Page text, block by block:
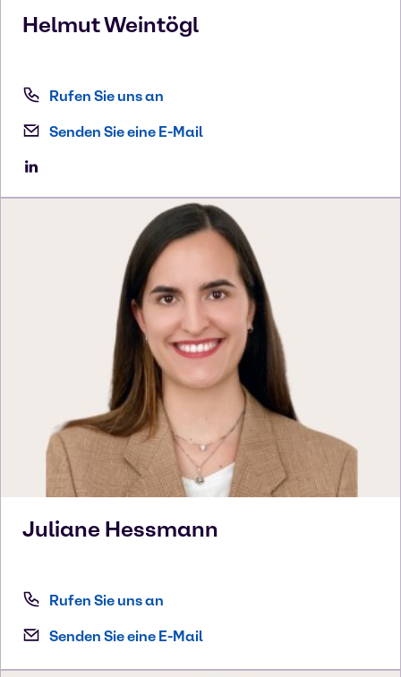
HelmutWeintögl
Rufen Sie uns an
Senden Sie eine E-Mail
Juliane Hessmann
Rufen Sie uns an
Senden Sie eine E-Mail